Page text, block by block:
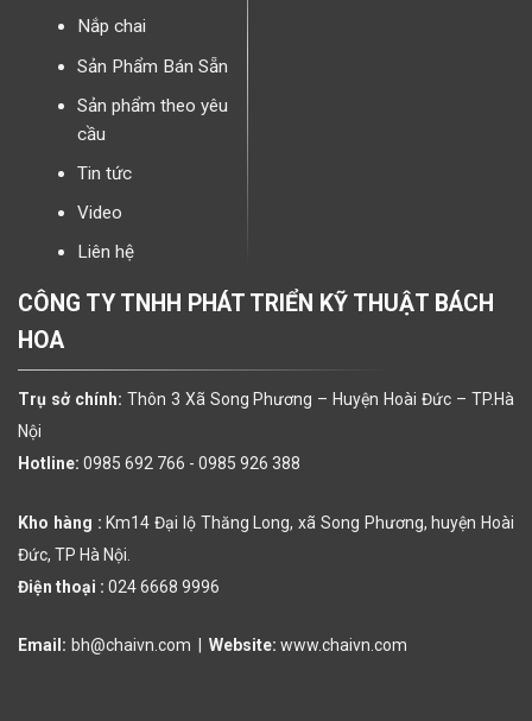
Nắp chai
Sản Phẩm Bán Sẵn
Sản phẩm theo yêu
cầu
Tin tức
Video
Liên hệ
CÔNG TY TNHH PHÁT TRIỂN KỸ THUẬT BÁCH
HOA
Trụ sở chính: Thôn 3 Xã Song Phương – Huyện Hoài Đức – TP.Hà
Nội
Hotline: 0985 692 766 - 0985 926 388
Kho hàng : Km14 Đại lộ Thăng Long, xã Song Phương, huyện Hoài
Đức, TP Hà Nội.
Điện thoại : 024 6668 9996
Email: bh@chaivn.com Website: www.chaivn.com